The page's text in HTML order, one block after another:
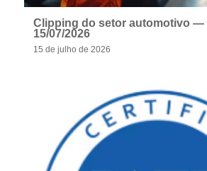
Clipping do setor automotivo —
15/07/2026
15 de julho de 2026